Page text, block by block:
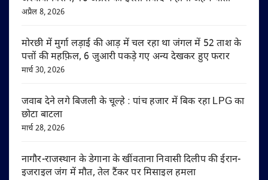
अप्रैल 8, 2026
मोरछी में मुर्गा लड़ाई की आड़ में चल रहा था जंगल में 52 ताश के
पत्तों की महफ़िल, 6 जुआरी पकड़े गए अन्य देखकर हुए फरार
मार्च 30, 2026
जवाब देने लगे बिजली के चूल्हे : पांच हजार में बिक रहा LPG का
छोटा बाटला
मार्च 28, 2026
नागौर-राजस्थान के डेगाना के खींवताना निवासी दिलीप की ईरान-
इजराइल जंग में मौत, तेल टैंकर पर मिसाइल हमला